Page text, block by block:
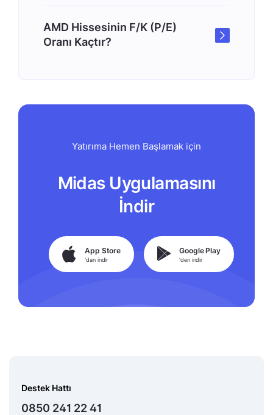
AMD Hissesinin F/K (P/E)
Oranı Kaçtır?
Yatırıma Hemen Başlamak için
Midas Uygulamasını
İndir
App Store
'dan indir
Google Play
'den indir
Destek Hattı
0850 241 22 41